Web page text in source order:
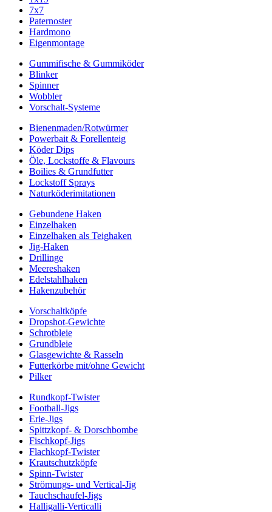
7x7
Paternoster
Hardmono
Eigenmontage
Gummifische & Gummiköder
Blinker
Spinner
Wobbler
Vorschalt-Systeme
Bienenmaden/Rotwürmer
Powerbait & Forellenteig
Köder Dips
Öle, Lockstoffe & Flavours
Boilies & Grundfutter
Lockstoff Sprays
Naturköderimitationen
Gebundene Haken
Einzelhaken
Einzelhaken als Teighaken
Jig-Haken
Drillinge
Meereshaken
Edelstahlhaken
Hakenzubehör
Vorschaltköpfe
Dropshot-Gewichte
Schrotbleie
Grundbleie
Glasgewichte & Rasseln
Futterkörbe mit/ohne Gewicht
Pilker
Rundkopf-Twister
Football-Jigs
Erie-Jigs
Spittzkopf- & Dorschbombe
Fischkopf-Jigs
Flachkopf-Twister
Krautschutzköpfe
Spinn-Twister
Strömungs- und Vertical-Jig
Tauchschaufel-Jigs
Halligalli-Verticalli